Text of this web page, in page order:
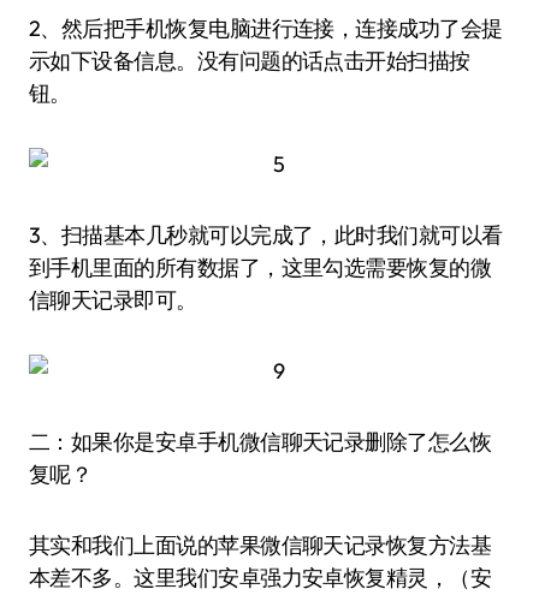
2、然后把手机恢复电脑进行连接，连接成功了会提
示如下设备信息。没有问题的话点击开始扫描按
钮。
3、扫描基本几秒就可以完成了，此时我们就可以看
到手机里面的所有数据了，这里勾选需要恢复的微
信聊天记录即可。
二：如果你是安卓手机微信聊天记录删除了怎么恢
复呢？
其实和我们上面说的苹果微信聊天记录恢复方法基
本差不多。这里我们安卓强力安卓恢复精灵，（安